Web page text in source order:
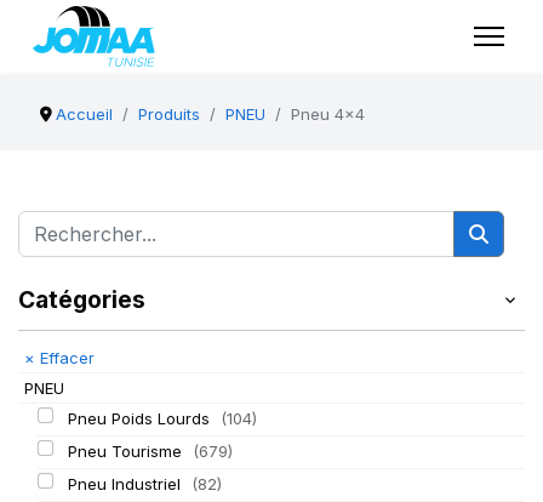
Accueil Produits PNEU Pneu 4x4
Catégories
× Effacer
PNEU
Pneu Poids Lourds
(104)
Pneu Tourisme
(679)
Pneu Industriel
(82)